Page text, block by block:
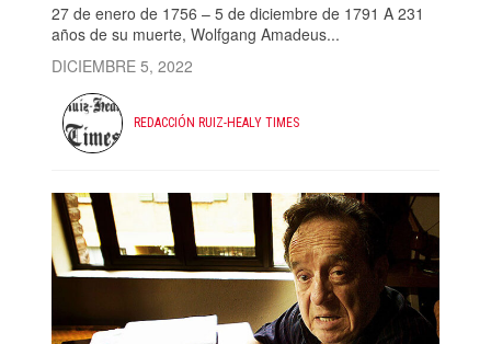
27 de enero de 1756 – 5 de diciembre de 1791 A 231
años de su muerte, Wolfgang Amadeus...
DICIEMBRE 5, 2022
REDACCIÓN RUIZ-HEALY TIMES